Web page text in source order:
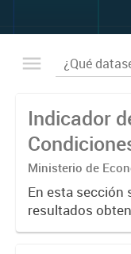
Indicador
Ministerio de
de Coordinación
Estadística.
Estadística.
En esta sección
resultados
conjunto de